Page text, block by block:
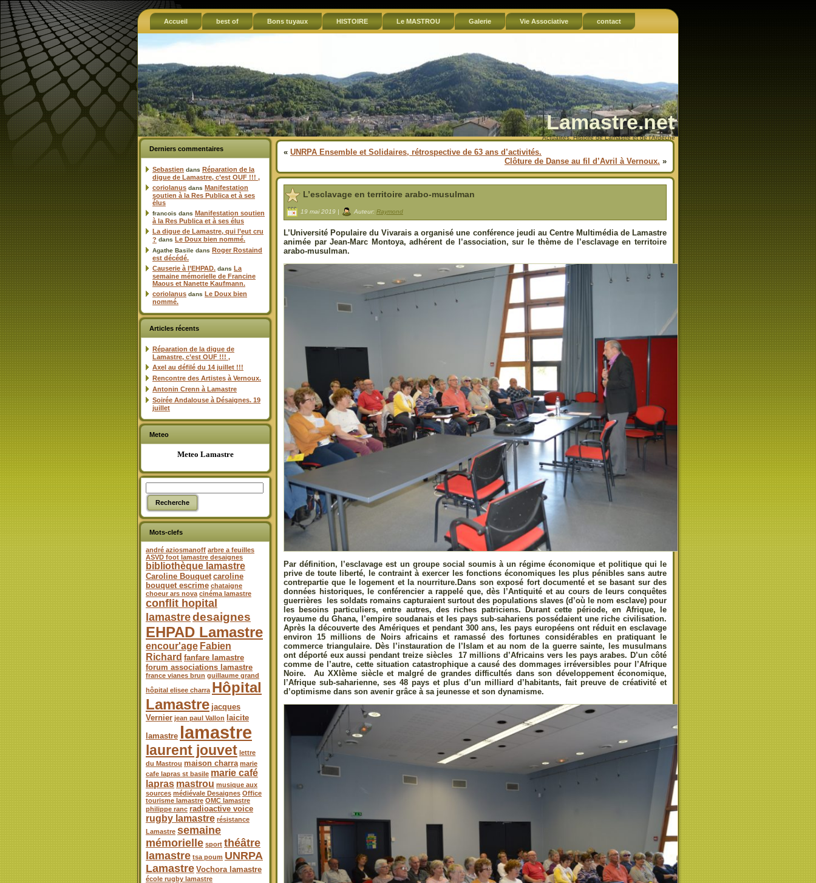
Accueil best of Bons tuyaux HISTOIRE Le MASTROU Galerie Vie Associative contact
Lamastre.net
Actualités, Histoire de Lamastre et de l'Ardèche
Derniers commentaires
Sebastien dans Réparation de la
digue de Lamastre, c’est OUF !!! ,
coriolanus dans Manifestation
soutien à la Res Publica et à ses
élus
francois dans Manifestation soutien
à la Res Publica et à ses élus
La digue de Lamastre, qui l’eut cru
? dans Le Doux bien nommé.
Agathe Basile dans Roger Rostaind
est décédé.
Causerie à l’EHPAD. dans La
semaine mémorielle de Francine
Maous et Nanette Kaufmann.
coriolanus dans Le Doux bien
nommé.
Articles récents
Réparation de la digue de
Lamastre, c’est OUF !!! ,
Axel au défilé du 14 juillet !!!
Rencontre des Artistes à Vernoux.
Antonin Crenn à Lamastre
Soirée Andalouse à Désaignes. 19
juillet
Meteo
Meteo Lamastre
Mots-clefs
andré aziosmanoff arbre a feuilles
ASVD foot lamastre desaignes
bibliothèque lamastre
Caroline Bouquet caroline
bouquet escrime chataigne
choeur ars nova cinéma lamastre
conflit hopital
lamastredesaignes
EHPAD Lamastre
encour'age Fabien
Richard fanfare lamastre
forum associations lamastre
france vianes brun guillaume grand
hôpital elisee charra Hôpital
Lamastre jacques
Vernier jean paul Vallon
laicite
lamastre lamastre
laurent jouvet lettre
du Mastrou maison charra marie
cafe lapras st basile marie café
lapras mastrou musique aux
sources médiévale Desaignes Office
tourisme lamastre OMC lamastre
philippe ranc radioactive voice
rugby lamastre résistance
Lamastre semaine
mémorielle sport théâtre
lamastre tsa poum UNRPA
Lamastre Vochora lamastre
école rugby lamastre
« UNRPA Ensemble et Solidaires, rétrospective de 63 ans d’activités.
Clôture de Danse au fil d’Avril à Vernoux. »
L’esclavage en territoire arabo-musulman
19 mai 2019 | Auteur: Raymond
L’Université Populaire du Vivarais a organisé une conférence jeudi au Centre Multimédia de Lamastre
animée par Jean-Marc Montoya, adhérent de l’association, sur le thème de l’esclavage en territoire
arabo-musulman.
Par définition, l’esclavage est un groupe social soumis à un régime économique et politique qui le
prive de toute liberté, le contraint à exercer les fonctions économiques les plus pénibles sans autre
contrepartie que le logement et la nourriture.Dans son exposé fort documenté et se basant sur des
données historiques, le conférencier a rappelé que, dès l’Antiquité et au cours de leurs conquêtes
guerrières les soldats romains capturaient surtout des populations slaves (d’où le nom esclave) pour
les besoins particuliers, entre autres, des riches patriciens. Durant cette période, en Afrique, le
royaume du Ghana, l’empire soudanais et les pays sub-sahariens possédaient une riche civilisation.
Après la découverte des Amériques et pendant 300 ans, les pays européens ont réduit en esclavage
environ 15 millions de Noirs africains et ramassé des fortunes considérables en pratiquant le
commerce triangulaire. Dès l’instauration de l’Islam et au nom de la guerre sainte, les musulmans
ont déporté eux aussi pendant treize siècles 17 millions d’Africains vers les pays arabes. D’un côté
comme de l’autre, cette situation catastrophique a causé des dommages irréversibles pour l’Afrique
Noire. Au XXIème siècle et malgré de grandes difficultés dans son développement économique,
l’Afrique sub-saharienne, ses 48 pays et plus d’un milliard d’habitants, fait preuve de créativité et
d’optimisme dans son avenir grâce à sa jeunesse et son dynamisme.